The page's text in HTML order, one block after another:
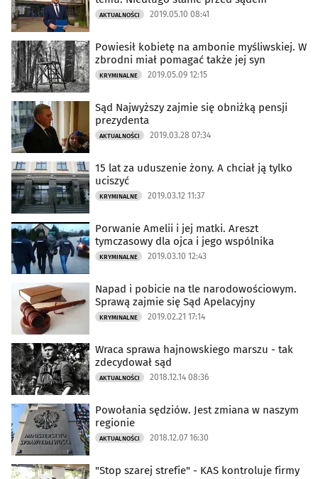
AKTUALNOŚCI 2019.05.10 08:41
Powiesił kobietę na ambonie myśliwskiej. W
zbrodni miał pomagać także jej syn
KRYMINALNE 2019.05.09 12:15
Sąd Najwyższy zajmie się obniżką pensji
prezydenta
AKTUALNOŚCI 2019.03.28 07:34
15 lat za uduszenie żony. A chciał ją tylko
uciszyć
KRYMINALNE 2019.03.12 11:37
Porwanie Amelii i jej matki. Areszt
tymczasowy dla ojca i jego wspólnika
KRYMINALNE 2019.03.10 12:43
Napad i pobicie na tle narodowościowym.
Sprawą zajmie się Sąd Apelacyjny
KRYMINALNE 2019.02.21 17:14
Wraca sprawa hajnowskiego marszu - tak
zdecydował sąd
AKTUALNOŚCI 2018.12.14 08:36
Powołania sędziów. Jest zmiana w naszym
regionie
AKTUALNOŚCI 2018.12.07 16:30
"Stop szarej strefie" - KAS kontroluje firmy